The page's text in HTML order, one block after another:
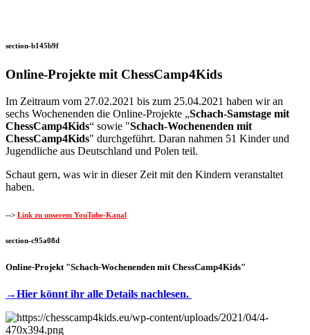
section-b145b9f
Online-Projekte mit ChessCamp4Kids
Im Zeitraum vom 27.02.2021 bis zum 25.04.2021 haben wir an
sechs Wochenenden die Online-Projekte „Schach-Samstage mit
ChessCamp4Kids“ sowie "Schach-Wochenenden mit
ChessCamp4Kids" durchgeführt. Daran nahmen 51 Kinder und
Jugendliche aus Deutschland und Polen teil.
Schaut gern, was wir in dieser Zeit mit den Kindern veranstaltet
haben.
--> Link zu unserem YouTube-Kanal
section-c95a08d
Online-Projekt "Schach-Wochenenden mit ChessCamp4Kids"
→Hier könnt ihr alle Details nachlesen.